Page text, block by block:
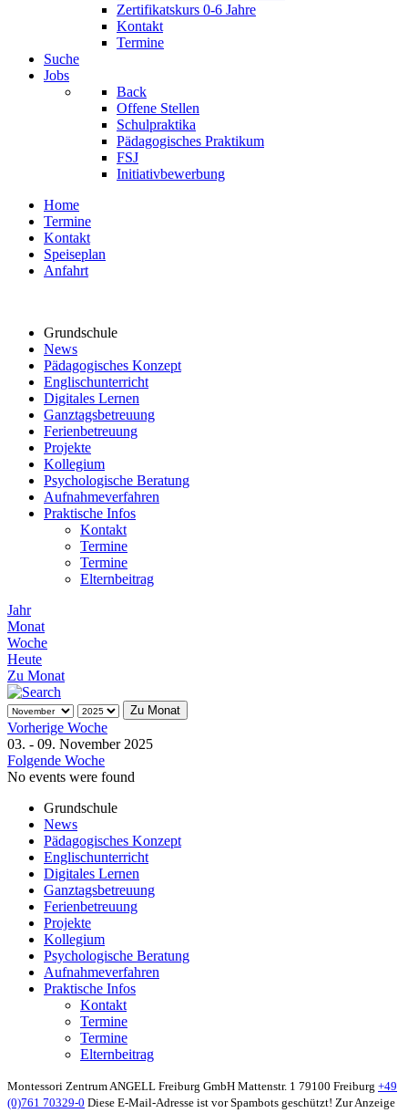
Zertifikatskurs 0-6 Jahre
Kontakt
Termine
Suche
Jobs
Back
Offene Stellen
Schulpraktika
Pädagogisches Praktikum
FSJ
Initiativbewerbung
Home
Termine
Kontakt
Speiseplan
Anfahrt
Grundschule
News
Pädagogisches Konzept
Englischunterricht
Digitales Lernen
Ganztagsbetreuung
Ferienbetreuung
Projekte
Kollegium
Psychologische Beratung
Aufnahmeverfahren
Praktische Infos
Kontakt
Termine
Termine
Elternbeitrag
Jahr
Monat
Woche
Heute
Zu Monat
Zu Monat
Vorherige Woche
03. - 09. November 2025
Folgende Woche
No events were found
Grundschule
News
Pädagogisches Konzept
Englischunterricht
Digitales Lernen
Ganztagsbetreuung
Ferienbetreuung
Projekte
Kollegium
Psychologische Beratung
Aufnahmeverfahren
Praktische Infos
Kontakt
Termine
Termine
Elternbeitrag
Montessori Zentrum ANGELL Freiburg GmbH Mattenstr. 1 79100 Freiburg +49
(0)761 70329-0 Diese E-Mail-Adresse ist vor Spambots geschützt! Zur Anzeige